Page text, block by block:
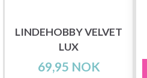
LINDEHOBBY VELVET
LUX
69,95 NOK